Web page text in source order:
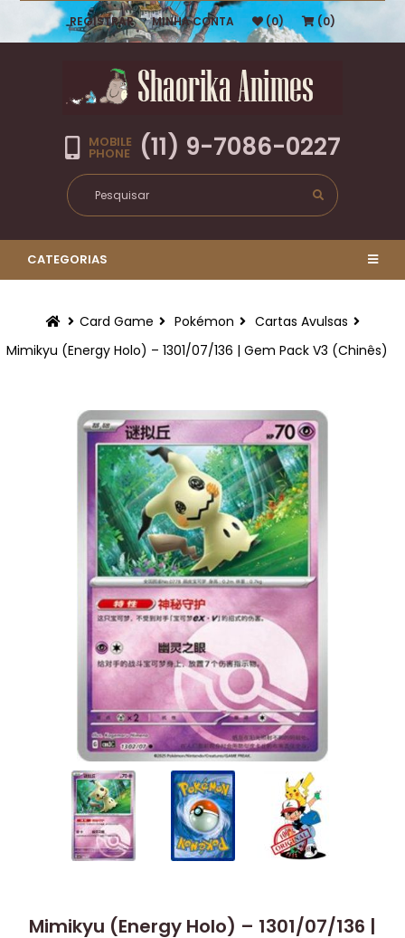
REGISTRAR MINHA CONTA (0) (0)
MOBILE
PHONE (11) 9-7086-0227
CATEGORIAS
Card Game Pokémon
Cartas Avulsas
Mimikyu (Energy Holo) – 1301/07/136 | Gem Pack V3 (Chinês)
Mimikyu (Energy Holo) – 1301/07/136 |